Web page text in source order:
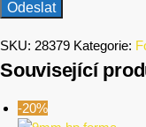
SKU: 28379 Kategorie:
Související
-20%